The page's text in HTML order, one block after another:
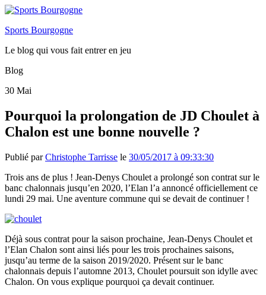
Sports Bourgogne
Le blog qui vous fait entrer en jeu
Blog
30 Mai
Pourquoi la prolongation de JD Choulet à
Chalon est une bonne nouvelle ?
Publié parChristophe Tarrisse le 30/05/2017 à 09:33:30
Trois ans de plus ! Jean-Denys Choulet a prolongé son contrat sur le
banc chalonnais jusqu’en 2020, l’Elan l’a annoncé officiellement ce
lundi 29 mai. Une aventure commune qui se devait de continuer !
Déjà sous contrat pour la saison prochaine, Jean-Denys Choulet et
l’Elan Chalon sont ainsi liés pour les trois prochaines saisons,
jusqu’au terme de la saison 2019/2020. Présent sur le banc
chalonnais depuis l’automne 2013, Choulet poursuit son idylle avec
Chalon. On vous explique pourquoi ça devait continuer.